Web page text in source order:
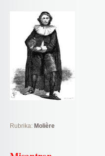
Rubrika: Molière